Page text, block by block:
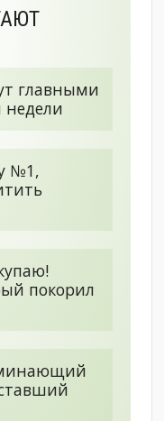
главными
недели
№1,
покорил